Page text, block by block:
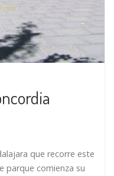
que recorre este
parque comienza su